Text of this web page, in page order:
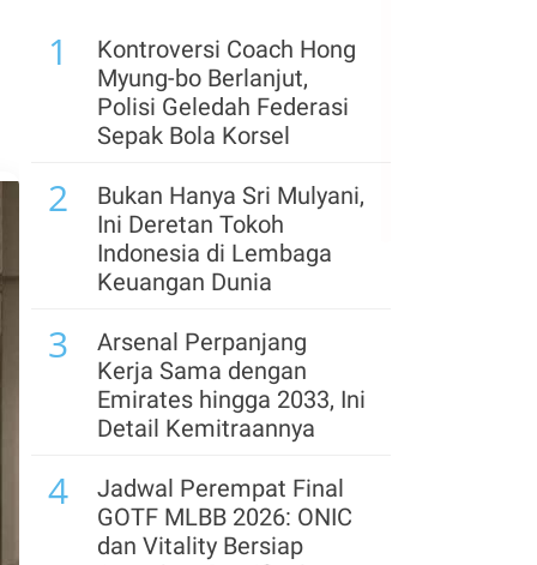
BACH
Pemegang Saham
Sentul City (BKSL) Jual
Harga Reli, Ada Apa?
Iran Berpotensi
Kendalikan Selat
Hormuz, AS dan Oman
Bahas Kesepakatan
Akhiri Perang
Rupiah Ditutup Menguat
Tipis ke Rp 17.923 Per
Dolar AS Hari Ini (6/8);
Asia Mixed
1
Kontroversi Coach Hong
Myung-bo Berlanjut,
Polisi Geledah Federasi
Sepak Bola Korsel
2
Bukan Hanya Sri Mulyani,
Ini Deretan Tokoh
Indonesia di Lembaga
Keuangan Dunia
3
Arsenal Perpanjang
Kerja Sama dengan
Emirates hingga 2033, Ini
Detail Kemitraannya
4
Jadwal Perempat Final
GOTF MLBB 2026: ONIC
dan Vitality Bersiap